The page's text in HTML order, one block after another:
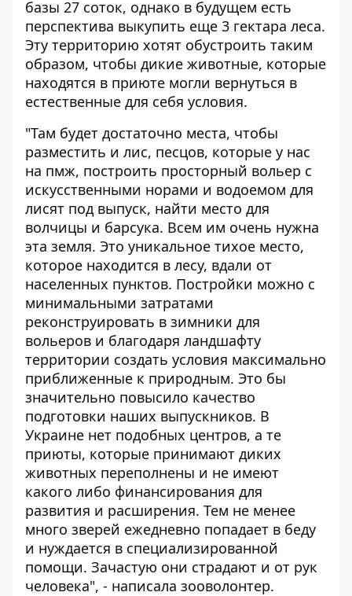
базы 27 соток, однако в будущем есть
перспектива выкупить еще 3 гектара леса.
Эту территорию хотят обустроить таким
образом, чтобы дикие животные, которые
находятся в приюте могли вернуться в
естественные для себя условия.
"Там будет достаточно места, чтобы
разместить и лис, песцов, которые у нас
на пмж, построить просторный вольер с
искусственными норами и водоемом для
лисят под выпуск, найти место для
волчицы и барсука. Всем им очень нужна
эта земля. Это уникальное тихое место,
которое находится в лесу, вдали от
населенных пунктов. Постройки можно с
минимальными затратами
реконструировать в зимники для
вольеров и благодаря ландшафту
территории создать условия максимально
приближенные к природным. Это бы
значительно повысило качество
подготовки наших выпускников. В
Украине нет подобных центров, а те
приюты, которые принимают диких
животных переполнены и не имеют
какого либо финансирования для
развития и расширения. Тем не менее
много зверей ежедневно попадает в беду
и нуждается в специализированной
помощи. Зачастую они страдают и от рук
человека", - написала зооволонтер.